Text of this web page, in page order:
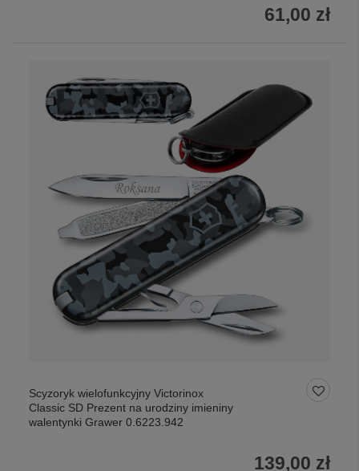
61,00 zł
Scyzoryk wielofunkcyjny Victorinox
Classic SD Prezent na urodziny imieniny
walentynki Grawer 0.6223.942
139,00 zł